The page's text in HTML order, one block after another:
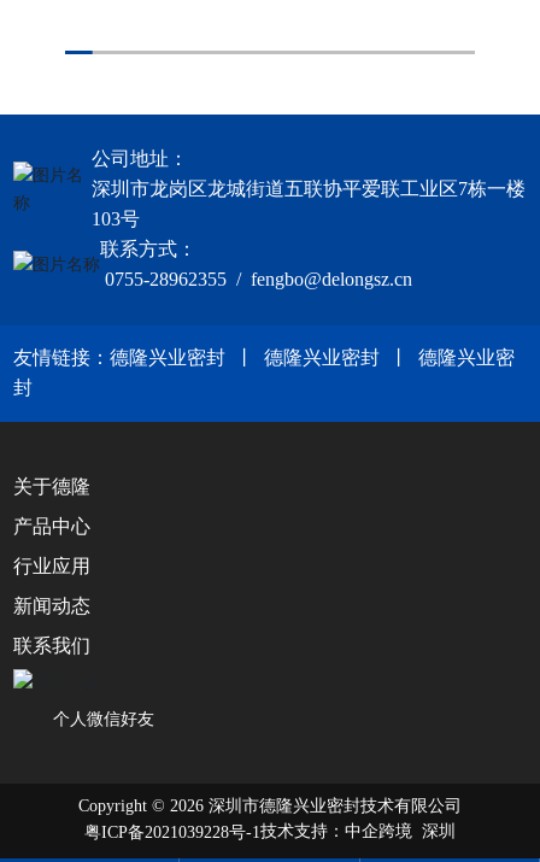
公司地址：
深圳市龙岗区龙城街道五联协平爱联工业区7栋一楼
103号
联系方式：
0755-28962355 / fengbo@delongsz.cn
友情链接：德隆兴业密封 丨德隆兴业密封 丨德隆兴业密
封
关于德隆
产品中心
行业应用
新闻动态
联系我们
个人微信好友
Copyright © 2026 深圳市德隆兴业密封技术有限公司
粤ICP备2021039228号-1技术支持： 中企跨境 深圳